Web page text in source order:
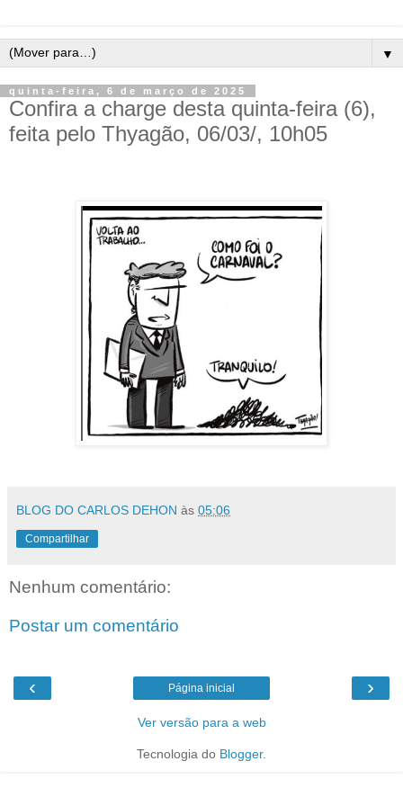
▼
quinta-feira, 6 de março de 2025
Confira a charge desta quinta-feira (6),
feita pelo Thyagão, 06/03/, 10h05
BLOG DO CARLOS DEHON às 05:06
Compartilhar
Nenhum comentário:
Postar um comentário
‹ ›
Página inicial
Ver versão para a web
Tecnologia do Blogger.